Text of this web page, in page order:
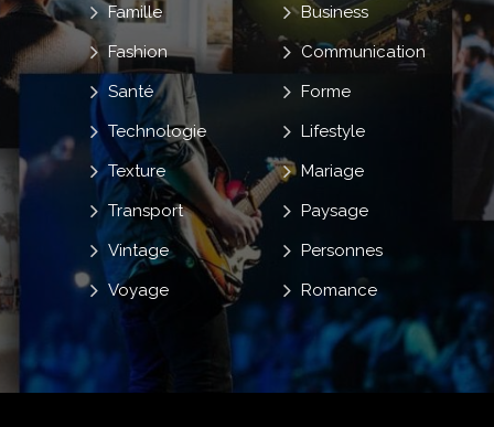
Business
Communication
Famille
Fashion
Forme
Lifestyle
Mariage
Paysage
Personnes
Romance
Santé
Technologie
Texture
Transport
Vintage
Voyage